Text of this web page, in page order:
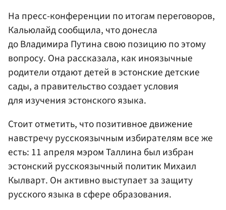
На пресс-конференции по итогам переговоров,
Кальюлайд сообщила, что донесла
до Владимира Путина свою позицию по этому
вопросу. Она рассказала, как иноязычные
родители отдают детей в эстонские детские
сады, а правительство создает условия
для изучения эстонского языка.
Стоит отметить, что позитивное движение
навстречу русскоязычным избирателям все же
есть: 11 апреля мэром Таллина был избран
эстонский русскоязычный политик Михаил
Кылварт. Он активно выступает за защиту
русского языка в сфере образования.